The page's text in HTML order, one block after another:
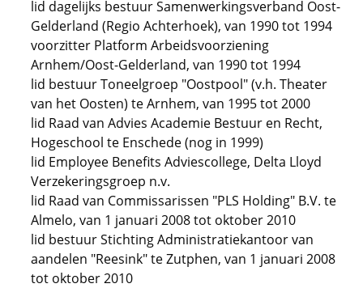
lid dagelijks bestuur Samenwerkingsverband Oost-
Gelderland (Regio Achterhoek), van 1990 tot 1994
voorzitter Platform Arbeidsvoorziening
Arnhem/Oost-Gelderland, van 1990 tot 1994
lid bestuur Toneelgroep "Oostpool" (v.h. Theater
van het Oosten) te Arnhem, van 1995 tot 2000
lid Raad van Advies Academie Bestuur en Recht,
Hogeschool te Enschede (nog in 1999)
lid Employee Benefits Adviescollege, Delta Lloyd
Verzekeringsgroep n.v.
lid Raad van Commissarissen "PLS Holding" B.V. te
Almelo, van 1 januari 2008 tot oktober 2010
lid bestuur Stichting Administratiekantoor van
aandelen "Reesink" te Zutphen, van 1 januari 2008
tot oktober 2010